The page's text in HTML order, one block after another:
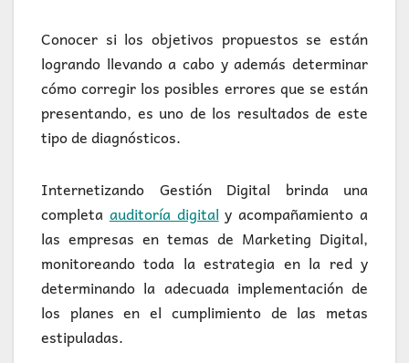
Conocer si los objetivos propuestos se están
logrando llevando a cabo y además determinar
cómo corregir los posibles errores que se están
presentando, es uno de los resultados de este
tipo de diagnósticos.
Internetizando Gestión Digital brinda una
completa auditoría digital y acompañamiento a
las empresas en temas de Marketing Digital,
monitoreando toda la estrategia en la red y
determinando la adecuada implementación de
los planes en el cumplimiento de las metas
estipuladas.